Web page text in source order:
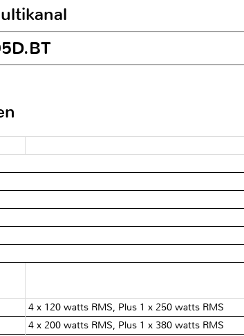
4 x 120 watts RMS, Plus 1 x 250 watts RMS
4 x 200 watts RMS, Plus 1 x 380 watts RMS